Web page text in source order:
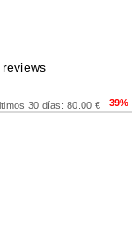
30 días: 80.00 € 39%